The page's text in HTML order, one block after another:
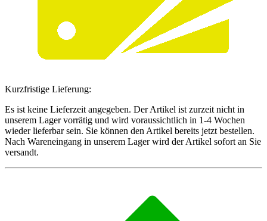
Kurzfristige Lieferung:
Es ist keine Lieferzeit angegeben. Der Artikel ist zurzeit nicht in
unserem Lager vorrätig und wird voraussichtlich in 1-4 Wochen
wieder lieferbar sein. Sie können den Artikel bereits jetzt bestellen.
Nach Wareneingang in unserem Lager wird der Artikel sofort an Sie
versandt.